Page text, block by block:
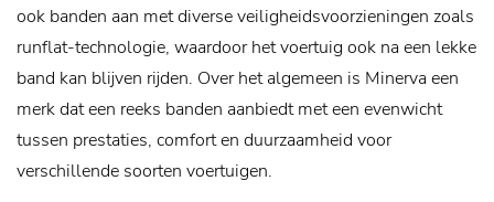
ook banden aan met diverse veiligheidsvoorzieningen zoals
runflat-technologie, waardoor het voertuig ook na een lekke
band kan blijven rijden. Over het algemeen is Minerva een
merk dat een reeks banden aanbiedt met een evenwicht
tussen prestaties, comfort en duurzaamheid voor
verschillende soorten voertuigen.